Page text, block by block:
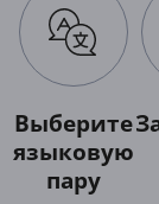
Выберите
языковую
пару